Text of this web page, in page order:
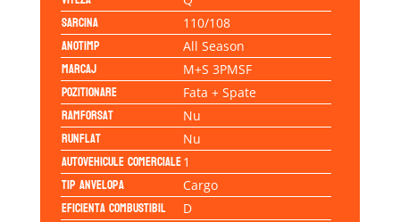
Sarcina 110/108
Anotimp All Season
Marcaj M+S 3PMSF
Pozitionare Fata + Spate
Ramforsat Nu
Runflat Nu
Autovehicule comerciale1
Tip anvelopa Cargo
Eficienta Combustibil D